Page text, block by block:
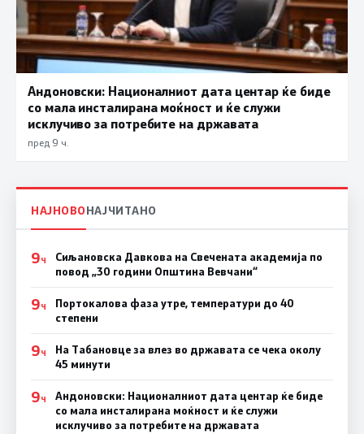
Андоновски: Националниот дата центар ќе биде
со мала инсталирана моќност и ќе служи
исклучиво за потребите на државата
пред 9 ч.
НАЈНОВОНАЈЧИТАНО
9Ч
Сиљановска Давкова на Свечената академија по
повод „30 години Општина Вевчани“
9Ч
Портокалова фаза утре, температури до 40
степени
9Ч
На Табановце за влез во државата се чека околу
45 минути
9Ч
Андоновски: Националниот дата центар ќе биде
со мала инсталирана моќност и ќе служи
исклучиво за потребите на државата